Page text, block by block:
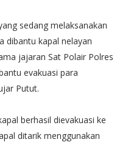
sedang melaksanakan
dibantu kapal nelayan
jajaran Sat Polair Polres
evakuasi para
Putut.
berhasil dievakuasi ke
ditarik menggunakan